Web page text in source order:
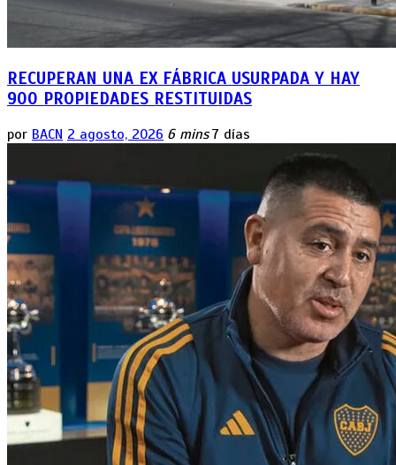
RECUPERAN UNA EX FÁBRICA USURPADA Y HAY
900 PROPIEDADES RESTITUIDAS
por BACN 2 agosto, 2026 6 mins 7 días